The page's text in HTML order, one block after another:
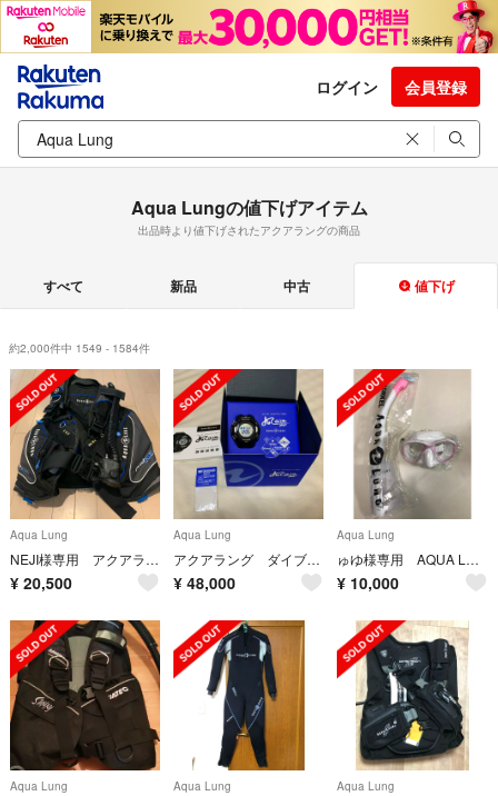
ログイン 会員登録
Aqua Lungの値下げアイテム
出品時より値下げされたアクアラングの商品
すべて 新品 中古 値下げ
約2,000件中 1549 - 1584件
Aqua Lung
NEJI様専用 アクアラングBC エアソース付き PRO HD サイズSM
¥ 20,500
Aqua Lung
アクアラング ダイブコンピュータ（カルムplus＋）
¥ 48,000
Aqua Lung
ゅゆ様専用 AQUA LUNG マスク&シュノーケルセット 新品未開封
¥ 10,000
Aqua Lung Aqua Lung Aqua Lung